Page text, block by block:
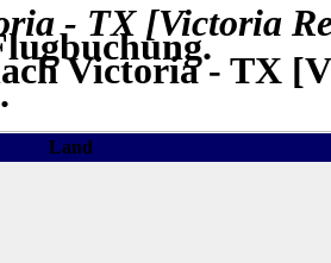
- TX [Victoria
Victoria - TX
Land